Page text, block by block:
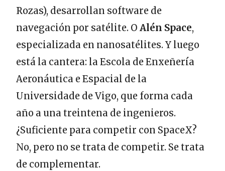
Rozas), desarrollan software de
navegación por satélite. O Alén Space,
especializada en nanosatélites. Y luego
está la cantera: la Escola de Enxeñería
Aeronáutica e Espacial de la
Universidade de Vigo, que forma cada
año a una treintena de ingenieros.
¿Suficiente para competir con SpaceX?
No, pero no se trata de competir. Se trata
de complementar.